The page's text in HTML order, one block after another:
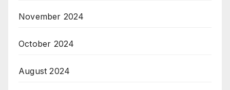
November 2024
October 2024
August 2024